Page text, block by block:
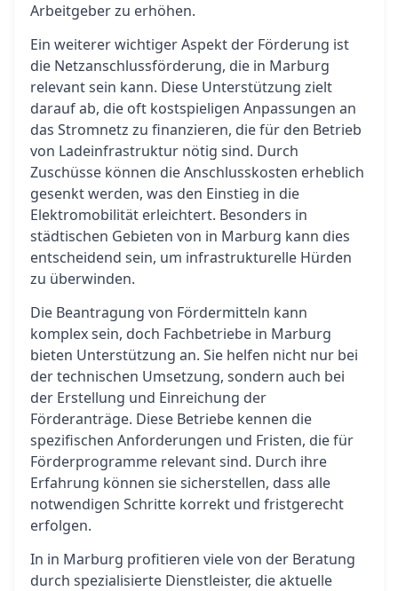
Arbeitgeber zu erhöhen.
Ein weiterer wichtiger Aspekt der Förderung ist
die Netzanschlussförderung, die in Marburg
relevant sein kann. Diese Unterstützung zielt
darauf ab, die oft kostspieligen Anpassungen an
das Stromnetz zu finanzieren, die für den Betrieb
von Ladeinfrastruktur nötig sind. Durch
Zuschüsse können die Anschlusskosten erheblich
gesenkt werden, was den Einstieg in die
Elektromobilität erleichtert. Besonders in
städtischen Gebieten von in Marburg kann dies
entscheidend sein, um infrastrukturelle Hürden
zu überwinden.
Die Beantragung von Fördermitteln kann
komplex sein, doch Fachbetriebe in Marburg
bieten Unterstützung an. Sie helfen nicht nur bei
der technischen Umsetzung, sondern auch bei
der Erstellung und Einreichung der
Förderanträge. Diese Betriebe kennen die
spezifischen Anforderungen und Fristen, die für
Förderprogramme relevant sind. Durch ihre
Erfahrung können sie sicherstellen, dass alle
notwendigen Schritte korrekt und fristgerecht
erfolgen.
In in Marburg profitieren viele von der Beratung
durch spezialisierte Dienstleister, die aktuelle